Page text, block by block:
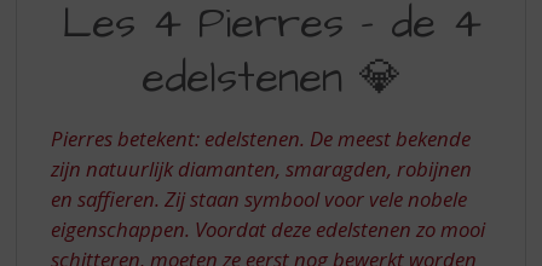
4
PIERRES
4
EDELSTENEN
Les 4 Pierres – de 4
edelstenen 💎
Pierres betekent: edelstenen. De meest bekende
zijn natuurlijk diamanten, smaragden, robijnen
en saffieren. Zij staan symbool voor vele nobele
eigenschappen. Voordat deze edelstenen zo mooi
schitteren, moeten ze eerst nog bewerkt worden